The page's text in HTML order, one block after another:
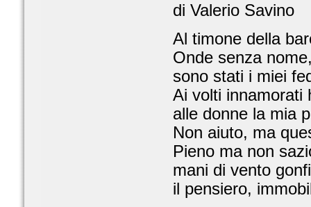
di Valerio Savino
Al timone della
Onde senza
sono stati i miei
Ai volti innamorati
alle donne la mia
Non aiuto, ma
Pieno ma non
mani di vento
il pensiero,